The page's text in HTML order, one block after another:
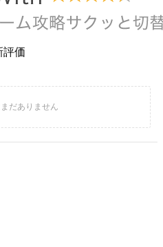
評価